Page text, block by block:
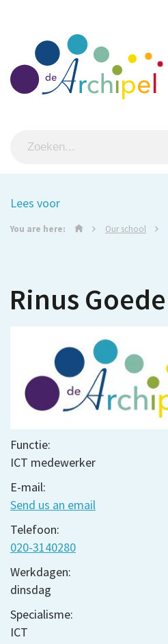
Lees voor
You are here: Our school
Rinus Goede
Functie:
ICT medewerker
E-mail:
Send us an email
Telefoon:
020-3140280
Werkdagen:
dinsdag
Specialisme:
ICT